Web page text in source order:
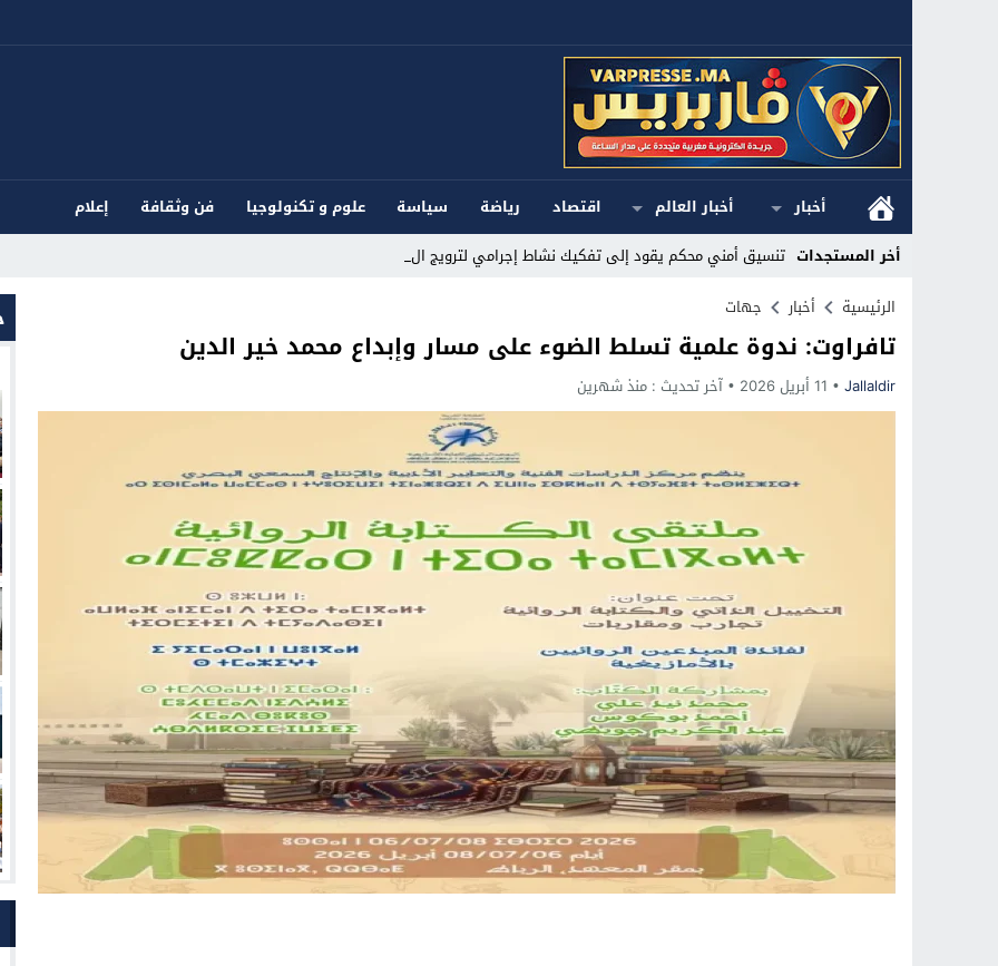
أخبار أخبار العالم اقتصاد رياضة سياسة علوم و تكنولوجيا فن وثقافة
إعلام
أخر المستجدات تنسيق أمني محكم يقود إلى تفكيك نشاط إجرامي لترويج المؤثرات العق _
Stop
Previous
Next
الرئيسية أخبار جهات
تافراوت: ندوة علمية تسلط الضوء على مسار وإبداع محمد خير الدين
Jallaldir 11 أبريل 2026 آخر تحديث : منذ شهرين